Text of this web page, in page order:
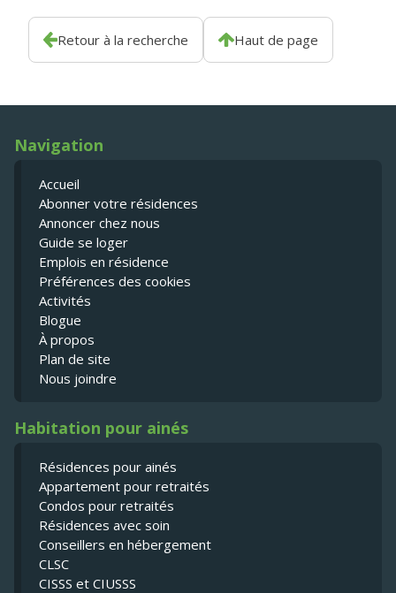
Retour à la recherche Haut de page
Navigation
Accueil
Abonner votre résidences
Annoncer chez nous
Guide se loger
Emplois en résidence
Préférences des cookies
Activités
Blogue
À propos
Plan de site
Nous joindre
Habitation pour ainés
Résidences pour ainés
Appartement pour retraités
Condos pour retraités
Résidences avec soin
Conseillers en hébergement
CLSC
CISSS et CIUSSS